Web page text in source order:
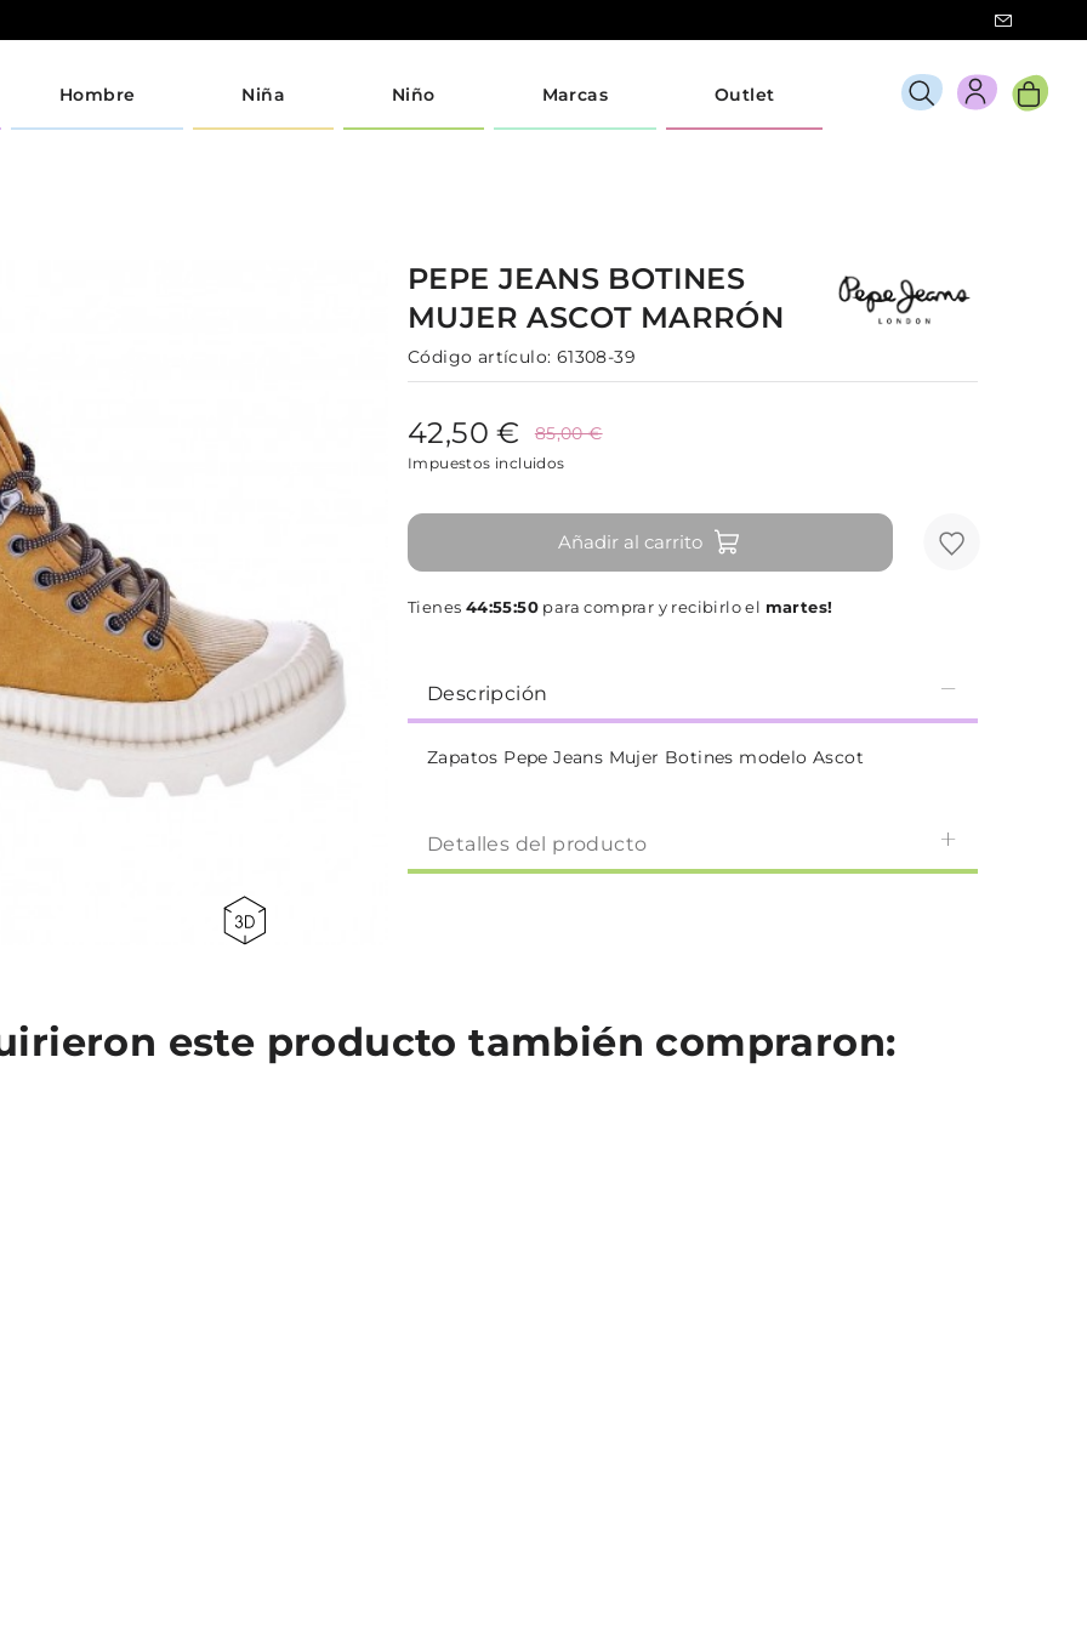
Hombre Niña Niño Marcas Outlet
PEPE JEANS BOTINES
MUJERASCOT MARRÓN
Código artículo: 61308-39
42,50 € 85,00 €
Impuestos incluidos
Añadir al carrito
Tienes 44:55:49 para comprar y recibirlo el martes!
Descripción
Zapatos Pepe Jeans Mujer Botines modelo Ascot
Detalles del producto
este producto también compraron: